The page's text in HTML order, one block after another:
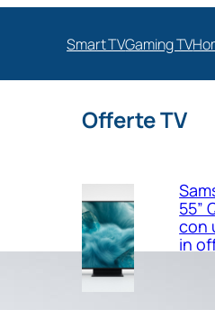
Smart TVGaming TV
Offerte TV
55”
con
in